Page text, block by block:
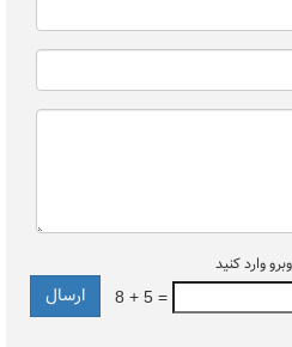
وارد کنید
8 + 5 =